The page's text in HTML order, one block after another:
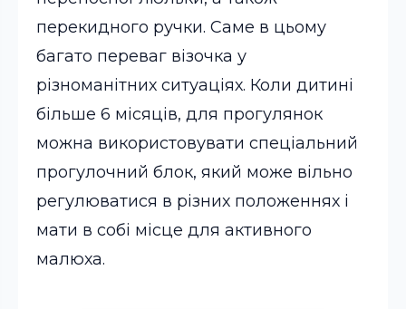
перекидного ручки. Саме в цьому
багато переваг візочка у
різноманітних ситуаціях. Коли дитині
більше 6 місяців, для прогулянок
можна використовувати спеціальний
прогулочний блок, який може вільно
регулюватися в різних положеннях і
мати в собі місце для активного
малюха.